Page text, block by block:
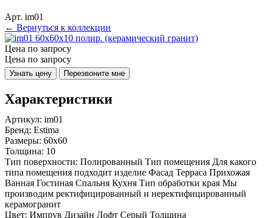
Арт. im01
← Вернуться к коллекции
Цена по запросу
Цена по запросу
Узнать цену Перезвоните мне
Характеристики
Артикул: im01
Бренд: Estima
Размеры: 60x60
Толщина: 10
Тип поверхности: Полированный Тип помещения Для какого
типа помещения подходит изделие Фасад Терраса Прихожая
Ванная Гостиная Спальня Кухня Тип обработки края Мы
производим ректифицированный и неректифицированный
керамогранит
Цвет: Импрув Дизайн Лофт Серый Толщина